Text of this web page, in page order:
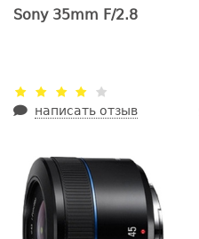
Sony 35mm F/2.8
написать отзыв